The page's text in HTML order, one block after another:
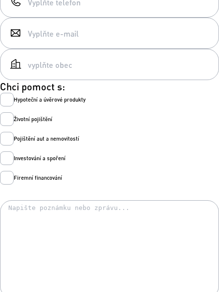
Chci pomoct s:
Hypoteční a úvěrové produkty
Životní pojištění
Pojištění aut a nemovitostí
Investování a spoření
Firemní financování